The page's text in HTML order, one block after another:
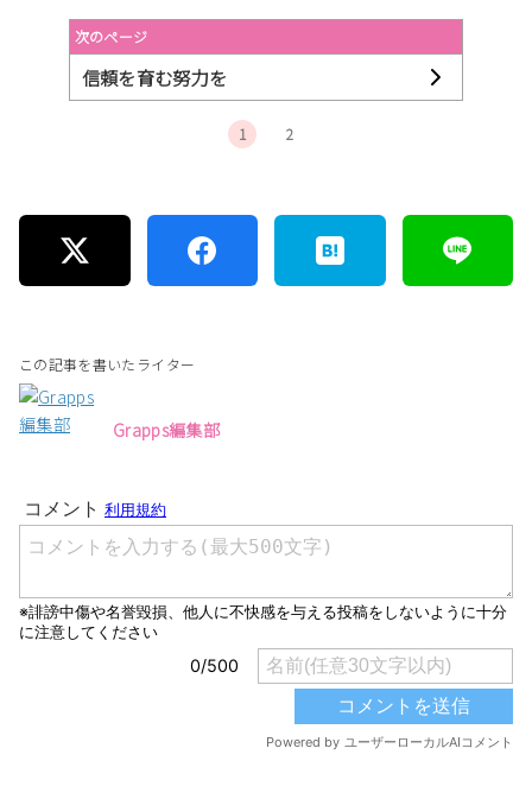
次のページ
信頼を育む努力を
1 2
この記事を書いたライター
Grapps編集部